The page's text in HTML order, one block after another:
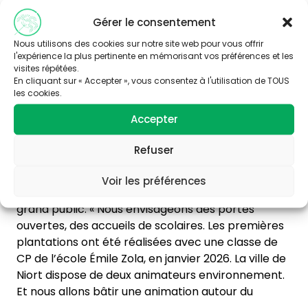
Gérer le consentement
Nous utilisons des cookies sur notre site web pour vous offrir
l'expérience la plus pertinente en mémorisant vos préférences et les
visites répétées.
En cliquant sur « Accepter », vous consentez à l'utilisation de TOUS
les cookies.
Accepter
Refuser
Voir les préférences
Cinq espèces d’arbres ont été collectées dans un
rayon de 40 km autour de Niort
Prévention pédagogique
envisagé de proposer des séquences
pédagogiques pour sensibiliser les plus jeunes et le
grand public. « Nous envisageons des portes
ouvertes, des accueils de scolaires. Les premières
plantations ont été réalisées avec une classe de
CP de l’école Émile Zola, en janvier 2026. La ville de
Niort dispose de deux animateurs environnement.
Et nous allons bâtir une animation autour du